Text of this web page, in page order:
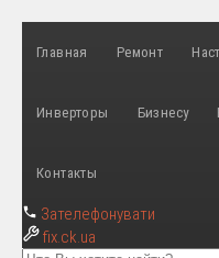
Главная Ремонт
Инверторы Бизнесу
Контакты
Зателефонувати
fix.ck.ua